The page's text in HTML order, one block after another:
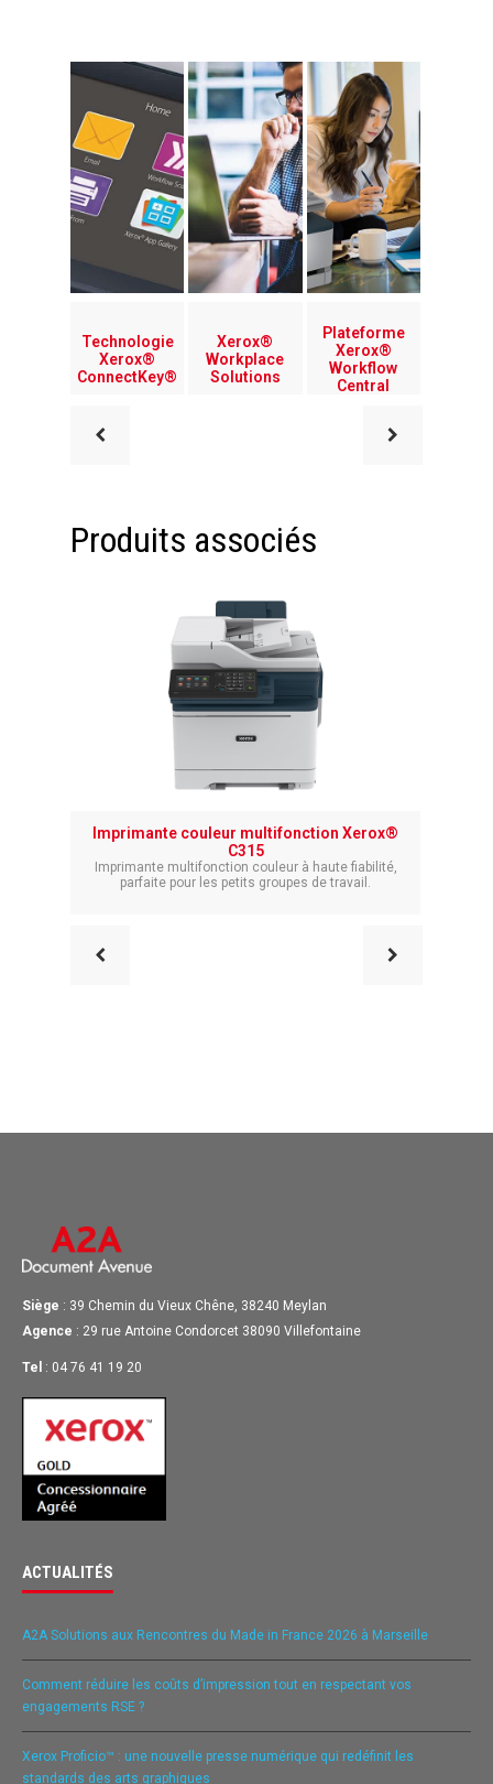
Technologie
Xerox®
ConnectKey®
Xerox®
Workplace
Solutions
Plateforme
Xerox®
Workflow
Central
Produits associés
Imprimante couleur multifonction Xerox®
C315
Imprimante multifonction couleur à haute fiabilité,
parfaite pour les petits groupes de travail.
Siège : 39 Chemin du Vieux Chêne, 38240 Meylan
Agence : 29 rue Antoine Condorcet 38090 Villefontaine
Tel : 04 76 41 19 20
ACTUALITÉS
A2A Solutions aux Rencontres du Made in France 2026 à Marseille
Comment réduire les coûts d’impression tout en respectant vos
engagements RSE ?
Xerox Proficio™ : une nouvelle presse numérique qui redéfinit les
standards des arts graphiques